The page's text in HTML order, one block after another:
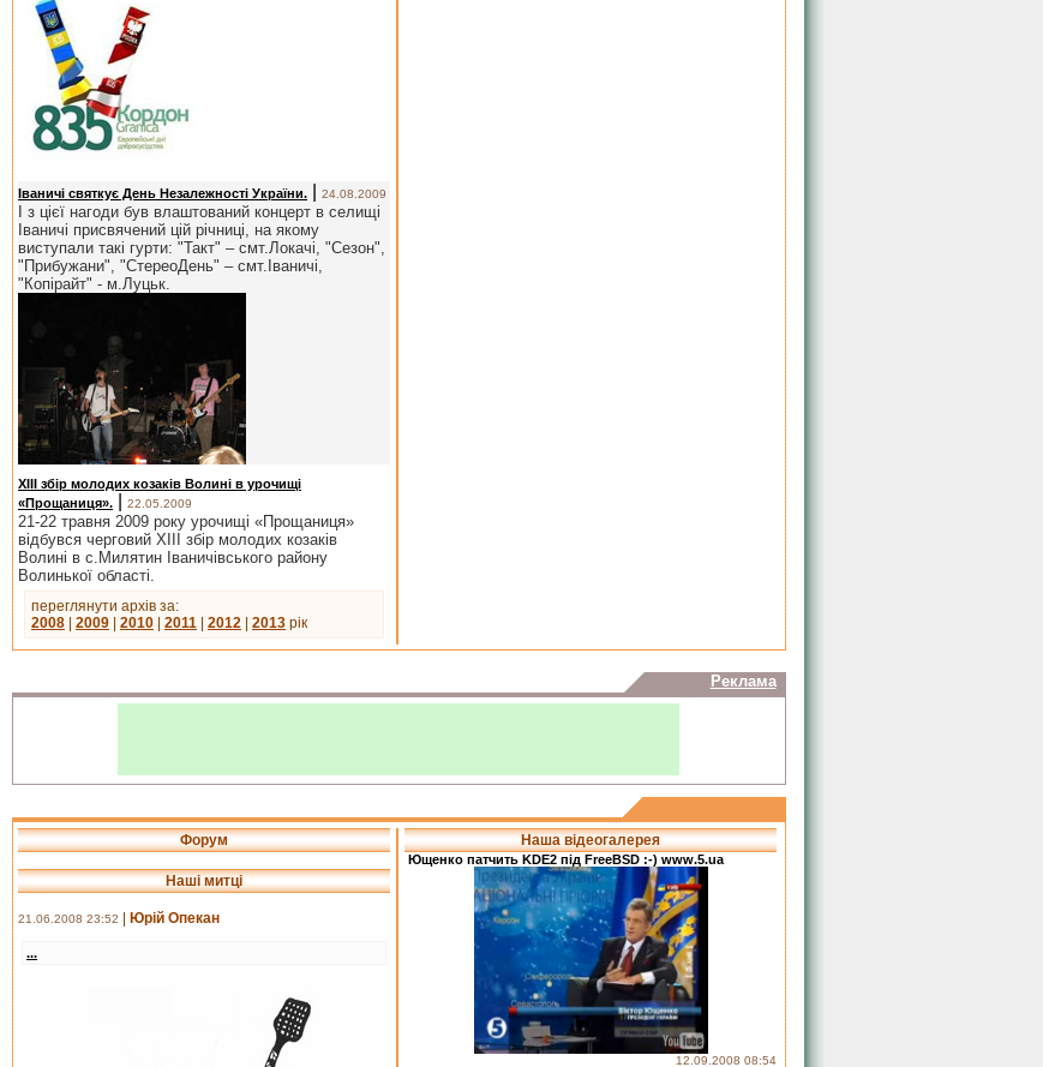
Іваничі святкує День Незалежності України. 24.08.2009
І з цієї нагоди був влаштований концерт в селищі
Іваничі присвячений цій річниці, на якому
виступали такі гурти: "Такт" – смт.Локачі, "Сезон",
"Прибужани", "СтереоДень" – смт.Іваничі,
"Копірайт" - м.Луцьк.
ХІІІ збір молодих козаків Волині в урочищі
«Прощаниця».
22.05.2009
21-22 травня 2009 року урочищі «Прощаниця»
відбувся черговий ХІІІ збір молодих козаків
Волині в с.Милятин Іваничівського району
Волинької області.
переглянути архів за:
2008
2009 2010 2011 2012 2013 рік
Реклама
Форум
Наші митці
21.06.2008 23:52 Юрій Опекан
...
Наша відеогалерея
Ющенко патчить KDE2 під FreeBSD :-) www.5.ua
12.09.2008 08:54